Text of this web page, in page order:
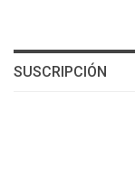
SUSCRIPCIÓN